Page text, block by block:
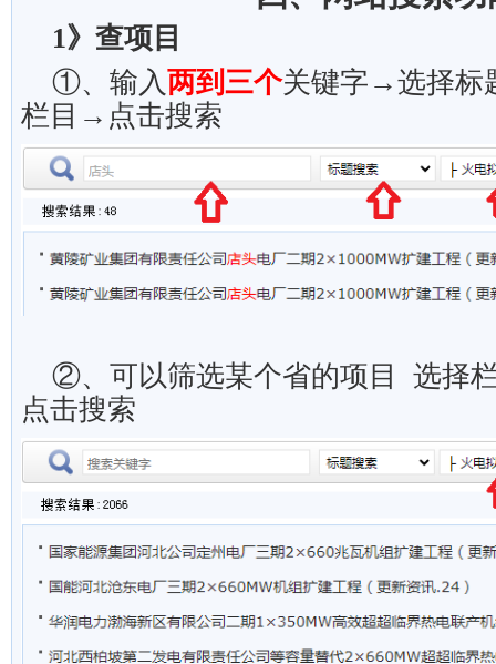
1》查项目
①、输入两到三个关键字→选择标
栏目→点击搜索
②、可以筛选某个省的项目 选择
点击搜索